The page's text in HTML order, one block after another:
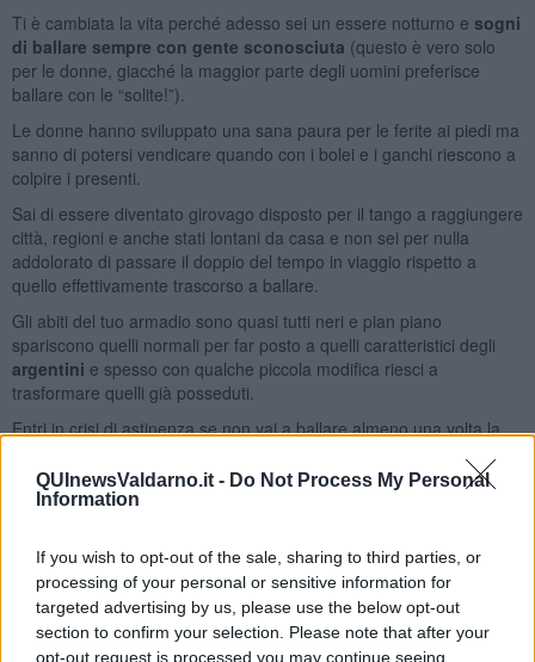
QUInewsValdarno.it - Do Not Process My Personal
Information
If you wish to opt-out of the sale, sharing to third parties, or
processing of your personal or sensitive information for
targeted advertising by us, please use the below opt-out
section to confirm your selection. Please note that after your
opt-out request is processed you may continue seeing
Ti è cambiata la vita perché adesso sei un essere notturno e sogni
di ballare sempre con gente sconosciuta (questo è vero solo
per le donne, giacché la maggior parte degli uomini preferisce
ballare con le “solite!”).
Le donne hanno sviluppato una sana paura per le ferite ai piedi ma
sanno di potersi vendicare quando con i bolei e i ganchi riescono a
colpire i presenti.
Sai di essere diventato girovago disposto per il tango a raggiungere
città, regioni e anche stati lontani da casa e non sei per nulla
addolorato di passare il doppio del tempo in viaggio rispetto a
quello effettivamente trascorso a ballare.
Gli abiti del tuo armadio sono quasi tutti neri e pian piano
spariscono quelli normali per far posto a quelli caratteristici degli
argentini e spesso con qualche piccola modifica riesci a
trasformare quelli già posseduti.
Entri in crisi di astinenza se non vai a ballare almeno una volta la
ballano il tango e quelle sfortunate che non lo fanno.
Quanti di questi sintomi possiedi? Se non li hai ancora tutti non
Maria Caruso